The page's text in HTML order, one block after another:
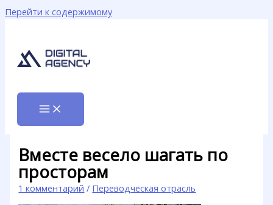
Перейти к содержимому
Вместе весело шагать по
просторам
1 комментарий / Переводческая отрасль